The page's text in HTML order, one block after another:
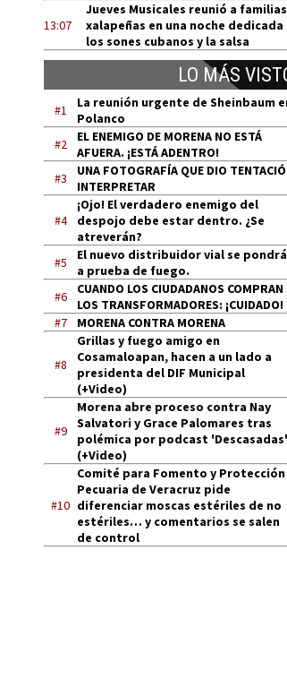
13:07
Jueves Musicales reunió a familias
xalapeñas en una noche dedicada
los sones cubanos y la salsa
LO MÁS
#1
La reunión urgente de Sheinbaum
Polanco
#2
EL ENEMIGO DE MORENA NO ESTÁ
AFUERA. ¡ESTÁ ADENTRO!
#3
UNA FOTOGRAFÍA QUE DIO
INTERPRETAR
#4
¡Ojo! El verdadero enemigo del
despojo debe estar dentro. ¿Se
atreverán?
#5
El nuevo distribuidor vial se pondrá
a prueba de fuego.
#6
CUANDO LOS CIUDADANOS COMPRAN
LOS TRANSFORMADORES: ¡CUIDADO!
#7
MORENA CONTRA MORENA
#8
Grillas y fuego amigo en
Cosamaloapan, hacen a un lado a
presidenta del DIF Municipal
(+Video)
#9
Morena abre proceso contra Nay
Salvatori y Grace Palomares tras
polémica por podcast 'Descasadas'
(+Video)
#10
Comité para Fomento y Protección
Pecuaria de Veracruz pide
diferenciar moscas estériles de no
estériles… y comentarios se salen
de control